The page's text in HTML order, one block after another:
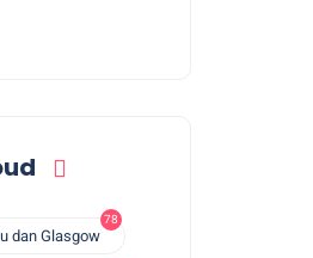
dan Glasgow
78